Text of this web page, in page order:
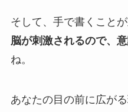
そして、手で書くことが
脳が刺激されるので、
ね。
あなたの目の前に広が